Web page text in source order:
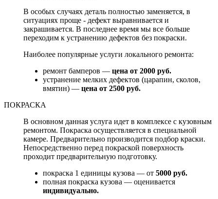
В особых случаях деталь полностью заменяется, в
ситуациях проще - дефект выравнивается и
закрашивается. В последнее время мы все больше
переходим к устранению дефектов без покраски.
Наиболее популярные услуги локального ремонта:
ремонт бамперов — цена от 2000 руб.
устранение мелких дефектов (царапин, сколов,
вмятин) — цена от 2500 руб.
ПОКРАСКА
В основном данная услуга идет в комплексе с кузовным
ремонтом. Покраска осуществляется в специальной
камере. Предварительно производится подбор краски.
Непосредственно перед покраской поверхность
проходит предварительную подготовку.
покраска 1 единицы кузова — от 5000 руб.
полная покраска кузова — оценивается
индивидуально.